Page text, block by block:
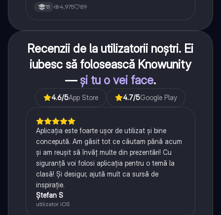
11 4,975 89
Recenzii de la utilizatorii noștri. Ei
iubesc să folosească Knowunity
— și tu o vei face.
4.6/5App Store 4.7/5Google Play
Aplicația este foarte ușor de utilizat și bine
concepută. Am găsit tot ce căutam până acum
și am reușit să învăț multe din prezentări! Cu
siguranță voi folosi aplicația pentru o temă la
clasă! Și desigur, ajută mult ca sursă de
inspirație.
Ștefan S
utilizator iOS